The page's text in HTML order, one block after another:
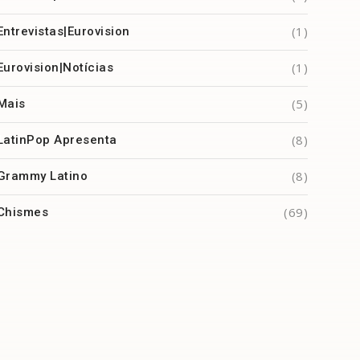
(1)
(1)
(5)
Apresenta (8)
Latino (8)
(69)